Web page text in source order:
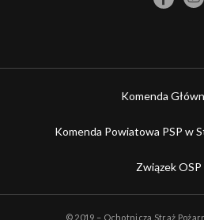
Komenda
Komenda Powiatowa PSP w
Związek OSP
© 2019 – Ochotnicza Straż